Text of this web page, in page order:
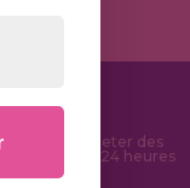
pour acheter des
rapide en 24 heures